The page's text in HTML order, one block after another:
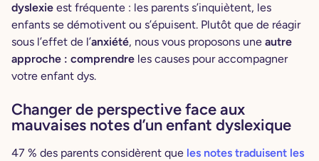
dyslexie est fréquente : les parents s’inquiètent, les
enfants se démotivent ou s’épuisent. Plutôt que de réagir
sous l’effet de l’anxiété, nous vous proposons une autre
approche : comprendre les causes pour accompagner
votre enfant dys.
Changer de perspective face aux
mauvaises notes d’un enfant dyslexique
47 % des parents considèrent que les notes traduisent les